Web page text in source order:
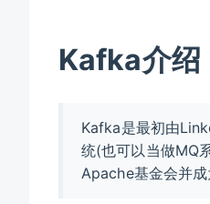
Kafka介绍
Kafka是最初由
统(也可以当做MQ
Apache基金会并成